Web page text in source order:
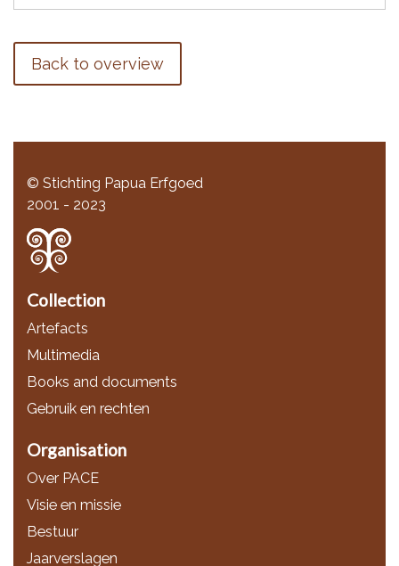
Back to overview
© Stichting Papua Erfgoed
2001 - 2023
Collection
Artefacts
Multimedia
Books and documents
Gebruik en rechten
Organisation
Over PACE
Visie en missie
Bestuur
Jaarverslagen